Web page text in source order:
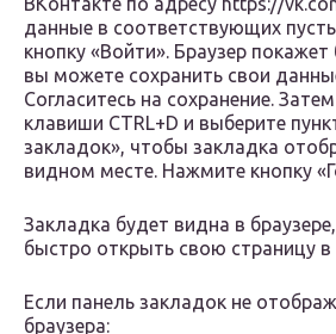
данные в соответствующих
кнопку «Войти». Браузер
вы можете сохранить свои
Согласитесь на сохранение.
клавиши CTRL+D и выберите
закладок», чтобы закладка
видном месте. Нажмите кнопку
Закладка будет видна в
быстро открыть свою страницу в
Если панель закладок не
браузера: